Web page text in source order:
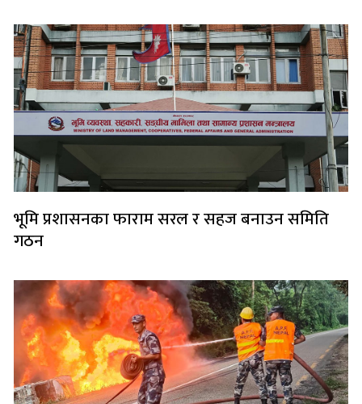
भूमि प्रशासनका फाराम सरल र सहज बनाउन समिति
गठन